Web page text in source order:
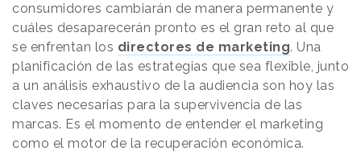
consumidores cambiarán de manera permanente y
cuáles desaparecerán pronto es el gran reto al que
se enfrentan los directores de marketing. Una
planificación de las estrategias que sea flexible, junto
a un análisis exhaustivo de la audiencia son hoy las
claves necesarias para la supervivencia de las
marcas. Es el momento de entender el marketing
como el motor de la recuperación económica.